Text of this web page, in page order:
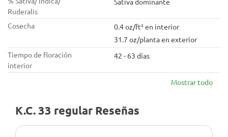
Ruderalis
Cosecha
0.4 oz/ft² en interior
31.7 oz/planta en exterior
Tiempo de floración
interior
42 - 63 días
Mostrar todo
K.C. 33 regular Reseñas